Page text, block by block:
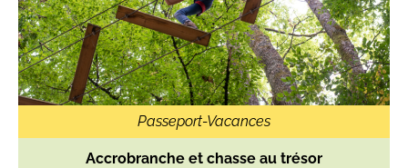
Passeport-Vacances
Accrobranche et chasse au trésor